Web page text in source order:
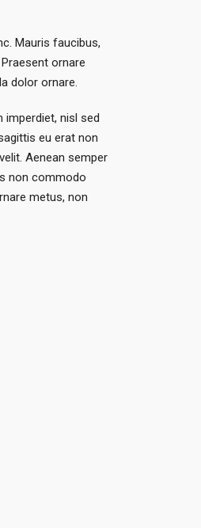
Mauris faucibus,
ornare
dolor ornare.
imperdiet, nisl sed
eu erat non
Aenean semper
non commodo
metus, non